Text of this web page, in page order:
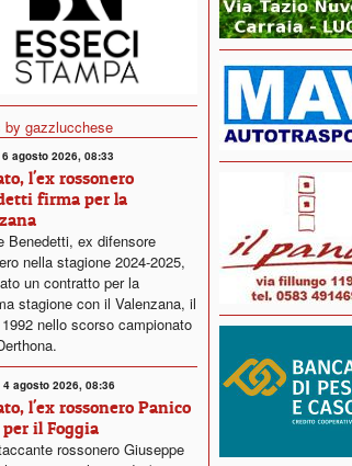
by gazzlucchese
agosto 2026, 08:33
l'ex rossonero
firma per la
Benedetti, ex difensore
nella stagione 2024-2025,
un contratto per la
stagione con il Valenzana, il
nello scorso campionato
agosto 2026, 08:36
l'ex rossonero Panico
il Foggia
rossonero Giuseppe